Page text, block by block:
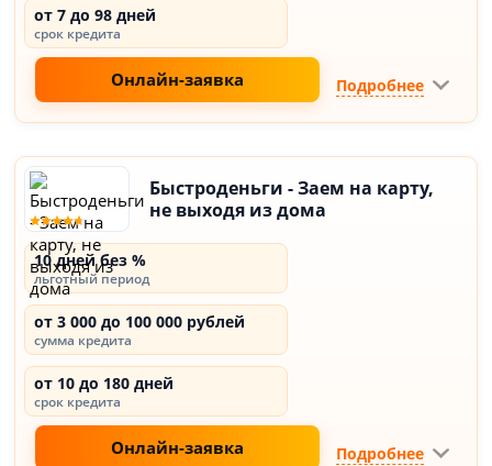
от 7 до 98 дней
срок кредита
Онлайн-заявка Подробнее
Быстроденьги - Заем на карту,
не выходя из дома
10 дней без %
льготный период
от 3 000 до 100 000 рублей
сумма кредита
от 10 до 180 дней
срок кредита
Онлайн-заявка Подробнее